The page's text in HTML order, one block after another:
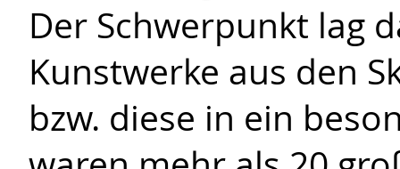
Der Schwerpunkt lag
Kunstwerke aus den
bzw. diese in ein